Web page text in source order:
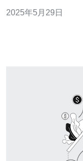
击，保障网站的稳定
2025年5月29日